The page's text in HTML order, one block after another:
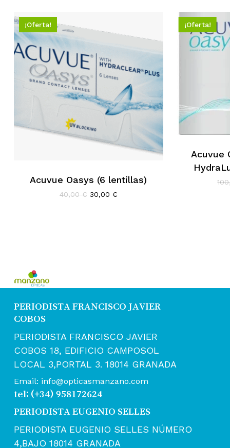
¡Oferta!
Acuvue Oasys (6 lentillas)
40,00€ El
30,00 €El
¡Oferta!
Acuvue
PERIODISTA FRANCISCO JAVIER
COBOS
PERIODISTA FRANCISCO JAVIER
COBOS 18, EDIFICIO CAMPOSOL
LOCAL 3,PORTAL 3. 18014 GRANADA
Email: info@opticasmanzano.com
tel: (+34) 958172624
PERIODISTA EUGENIO SELLES
PERIODISTA EUGENIO SELLES NÚMERO
4,BAJO 18014 GRANADA